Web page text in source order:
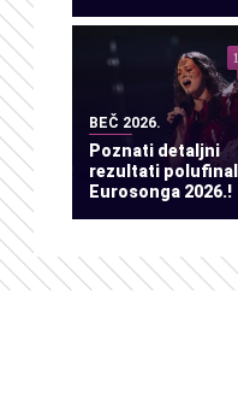
BEČ 2026.
Poznati detaljni
rezultati
Eurosonga 2026.!